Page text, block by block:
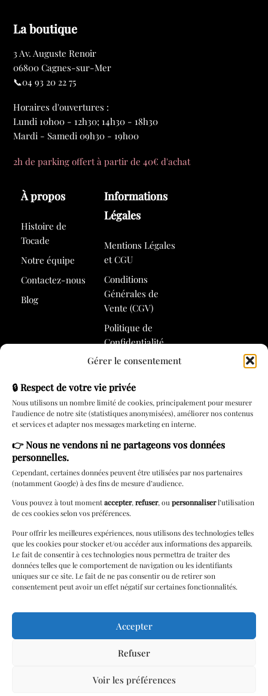
Gérer le consentement
🔒 Respect de votre vie privée
Nous utilisons un nombre limité de cookies, principalement pour mesurer
l’audience de notre site (statistiques anonymisées), améliorer nos contenus
et services et adapter nos messages marketing en interne.
👉Nous ne vendons ni ne partageons vos données
personnelles.
Cependant, certaines données peuvent être utilisées par nos partenaires
(notamment Google) à des fins de mesure d’audience.
Vous pouvez à tout momentaccepter,refuser, oupersonnaliserl’utilisation
de ces cookies selon vos préférences.
Pour offrir les meilleures expériences, nous utilisons des technologies telles
que les cookies pour stocker et/ou accéder aux informations des appareils.
Le fait de consentir à ces technologies nous permettra de traiter des
données telles que le comportement de navigation ou les identifiants
uniques sur ce site. Le fait de ne pas consentir ou de retirer son
consentement peut avoir un effet négatif sur certaines fonctionnalités.
Accepter
Refuser
Voir les préférences
La boutique
3 Av. Auguste Renoir
06800 Cagnes-sur-Mer
📞04 93 20 22 75
Horaires d'ouvertures :
Lundi 10h00 - 12h30; 14h30 - 18h30
Mardi - Samedi 09h30 - 19h00
2h de parking offert à partir de 40€ d'achat
À propos
Histoire de
Tocade
Notre équipe
Contactez-nous
Blog
Informations
Légales
Mentions Légales
et CGU
Conditions
Générales de
Vente (CGV)
Politique de
Confidentialité
Politique de
Services
Rendez-vous
Carte cadeau
Lingerie à
domicile
Cérémonie
Paiements 3/4 fois
Programme de
Retouches